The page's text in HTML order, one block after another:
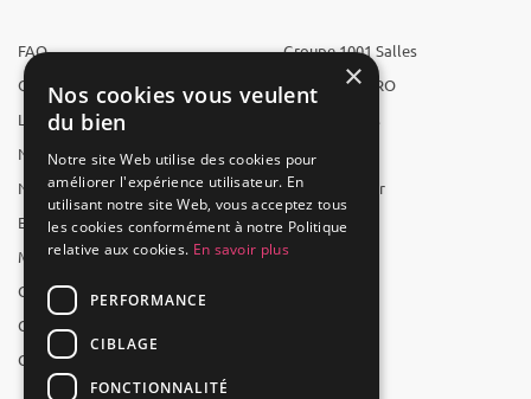
FAQ
Qui sommes-nous ?
L'équipe
Nous recrutons
Nos partenaires
Espace presse
Mentions légales
CGV
CGU
Contact
Groupe 1001 Salles
1001 Salles PRO
1001 Traiteurs
1001 Artistes
Reserverunbar
MP2
×
Nos cookies vous veulent
du bien
Notre site Web utilise des cookies pour
améliorer l'expérience utilisateur. En
utilisant notre site Web, vous acceptez tous
les cookies conformément à notre Politique
relative aux cookies. En savoir plus
PERFORMANCE
CIBLAGE
FONCTIONNALITÉ